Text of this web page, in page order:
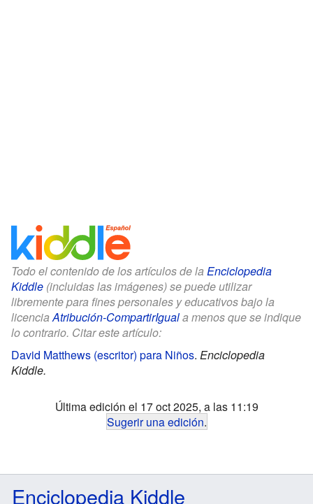
Todo el contenido de los artículos de la Enciclopedia
Kiddle (incluidas las imágenes) se puede utilizar
libremente para fines personales y educativos bajo la
licenciaAtribución-CompartirIguala menos que se indique
lo contrario. Citar este artículo:
David Matthews (escritor) para Niños. Enciclopedia
Kiddle.
Última edición el 17 oct 2025, a las 11:19
Sugerir una edición.
Enciclopedia Kiddle